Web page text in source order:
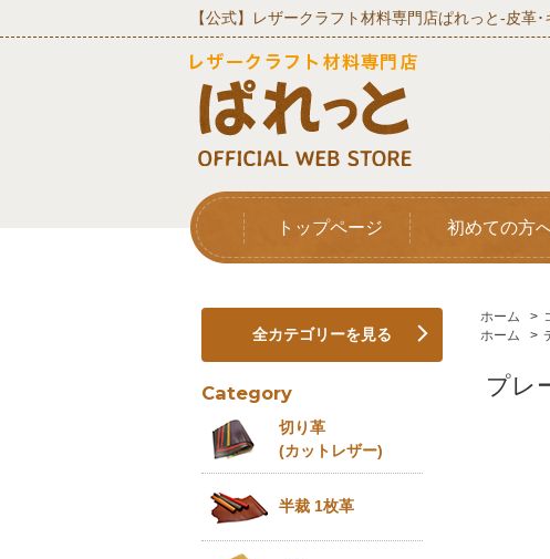
【公式】レザークラフト材料専門店ぱれっと‐皮革
トップページ 初めての方
ホーム >
ホーム
>
プレ
全カテゴリーを見る
Category
切り革
(カットレザー)
半裁 1枚革